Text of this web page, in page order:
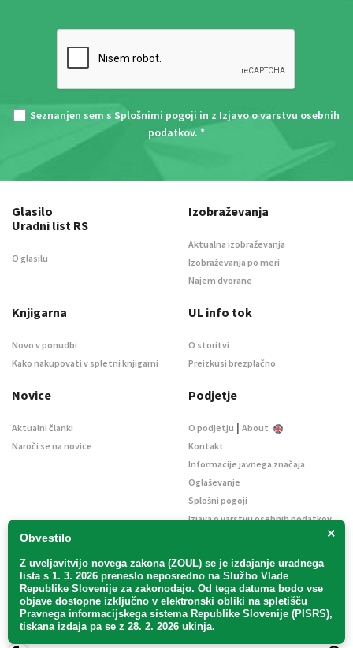
Seznanjen sem s Splošnimi pogoji in z Izjavo o varstvu osebnih
podatkov. *
×
Obvestilo
Z uveljavitvijo novega zakona (ZOUL) se je izdajanje uradnega
lista s 1. 3. 2026 preneslo neposredno na Službo Vlade
Republike Slovenije za zakonodajo. Od tega datuma bodo vse
objave dostopne izključno v elektronski obliki na spletišču
Pravnega informacijskega sistema Republike Slovenije (PISRS),
tiskana izdaja pa se z 28. 2. 2026 ukinja.
Glasilo
Uradni list RS
O glasilu
Izobraževanja
Aktualna izobraževanja
Izobraževanja po meri
Najem dvorane
Knjigarna
Novo v ponudbi
Kako nakupovati v spletni knjigarni
UL info tok
O storitvi
Preizkusi brezplačno
Novice
Aktualni članki
Naroči se na novice
Podjetje
O podjetju | About
Kontakt
Informacije javnega značaja
Oglaševanje
Splošni pogoji
Izjava o varstvu osebnih podatkov
Uradni list d. o. o. – v likvidaciji / Vse pravice pridržane.